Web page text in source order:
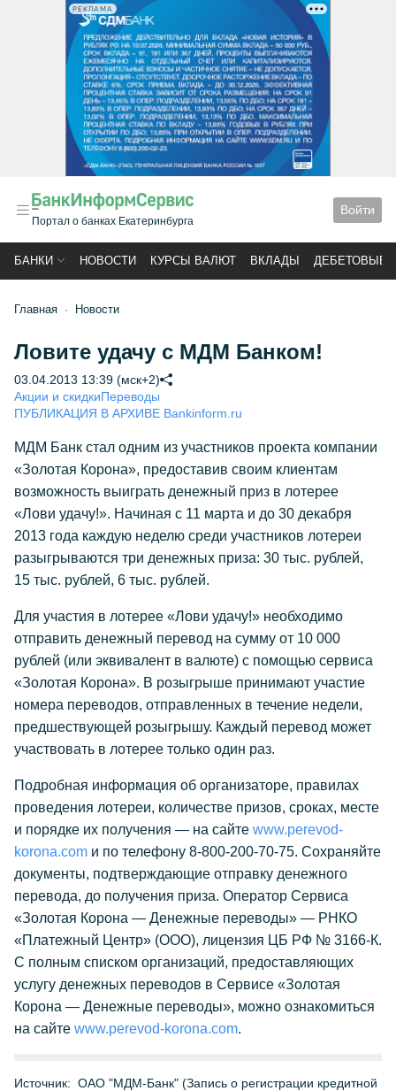
РЕКЛАМА
Портал о банках Екатеринбурга
Войти
БАНКИ НОВОСТИ КУРСЫ ВАЛЮТ ВКЛАДЫ ДЕБЕТОВЫЕ
Главная Новости
Ловите удачу с МДМ Банком!
03.04.2013 13:39 (мск+2)
Акции и скидкиПереводы
ПУБЛИКАЦИЯ В АРХИВЕ Bankinform.ru
МДМ Банк стал одним из участников проекта компании
«Золотая Корона», предоставив своим клиентам
возможность выиграть денежный приз в лотерее
«Лови удачу!». Начиная с 11 марта и до 30 декабря
2013 года каждую неделю среди участников лотереи
разыгрываются три денежных приза: 30 тыс. рублей,
15 тыс. рублей, 6 тыс. рублей.
Для участия в лотерее «Лови удачу!» необходимо
отправить денежный перевод на сумму от 10 000
рублей (или эквивалент в валюте) с помощью сервиса
«Золотая Корона». В розыгрыше принимают участие
номера переводов, отправленных в течение недели,
предшествующей розыгрышу. Каждый перевод может
участвовать в лотерее только один раз.
Подробная информация об организаторе, правилах
проведения лотереи, количестве призов, сроках, месте
и порядке их получения — на сайте www.perevod-
korona.com и по телефону 8-800-200-70-75. Сохраняйте
документы, подтверждающие отправку денежного
перевода, до получения приза. Оператор Сервиса
«Золотая Корона — Денежные переводы» — РНКО
«Платежный Центр» (ООО), лицензия ЦБ РФ № 3166-К.
С полным списком организаций, предоставляющих
услугу денежных переводов в Сервисе «Золотая
Корона — Денежные переводы», можно ознакомиться
на сайте www.perevod-korona.com.
Источник: ОАО "МДМ-Банк" (Запись о регистрации кредитной